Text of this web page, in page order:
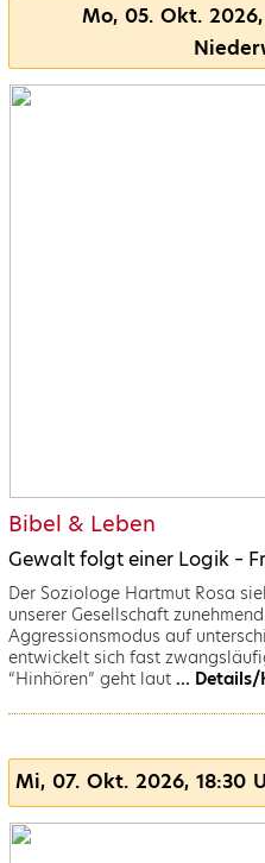
Mo, 05. Okt. 2026,
Bibel & Leben
Gewalt folgt einer Logik –
Der Soziologe Hartmut Rosa
unserer Gesellschaft
Aggressionsmodus auf
entwickelt sich fast
“Hinhören” geht laut... Details/
Mi, 07. Okt. 2026, 18:30